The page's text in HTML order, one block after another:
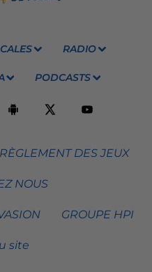
RADIO
PODCASTS
RÈGLEMENT DES JEUX
NOUS
GROUPE HPI
site